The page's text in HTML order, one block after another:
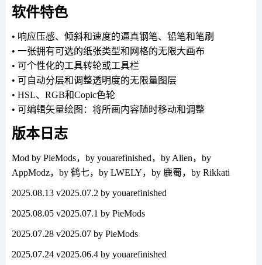
软件特色
• 响应压感、倾斜和速度的逼真钢笔、铅笔和笔刷
• 一张拥有可选的纸张类型和网格的无限大画布
• 可个性化的工具转轮或工具栏
• 可自动分层和调整透明度的无限量图层
• HSL、RGB和Copic色轮
• 可编辑矢量绘图：将所画内容随时移动和调整
版本日志
Mod by PieMods，by youarefinished，by Alien，by
AppModz，by 鹤七，by LWELY，by 鹿蜀，by Rikkati
2025.08.13 v2025.07.2 by youarefinished
2025.08.05 v2025.07.1 by PieMods
2025.07.28 v2025.07 by PieMods
2025.07.24 v2025.06.4 by youarefinished